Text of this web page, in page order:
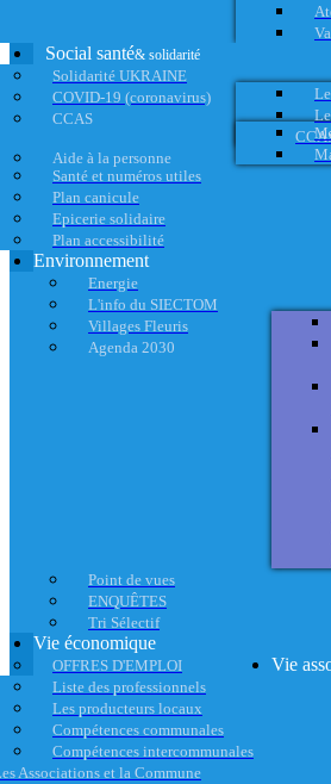
Social santé& solidarité
Solidarité UKRAINE
COVID-19 (coronavirus)
CCAS
Aide à la personne
Santé et numéros utiles
Plan canicule
Epicerie solidaire
Plan accessibilité
Environnement
Energie
L'info du SIECTOM
Villages Fleuris
Agenda 2030
Point de vues
ENQUÊTES
Tri Sélectif
Vie économique
OFFRES D'EMPLOI
Liste des professionnels
Les producteurs locaux
Compétences communales
Compétences intercommunales
Vie
Associations et la Commune